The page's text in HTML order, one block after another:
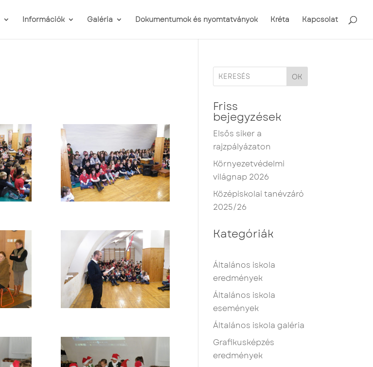
Információk Galéria Dokumentumok és nyomtatványok Kréta Kapcsolat
OK
Friss
bejegyzések
Elsős siker a
rajzpályázaton
Környezetvédelmi
világnap 2026
Középiskolai tanévzáró
2025/26
Kategóriák
Általános iskola
eredmények
Általános iskola
események
Általános iskola galéria
Grafikusképzés
eredmények